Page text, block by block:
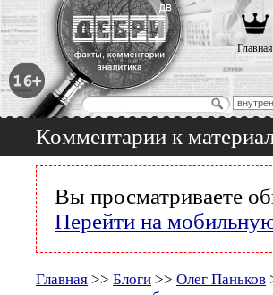
Главная
Комментарии к
Вы просматриваете
Перейти на
Главная >> Блоги >> Олег Паньков